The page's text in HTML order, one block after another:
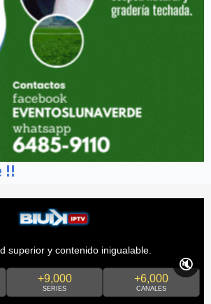
!!
superior y contenido inigualable.
+9,000
SERIES
+6,000
CANALES
🔇